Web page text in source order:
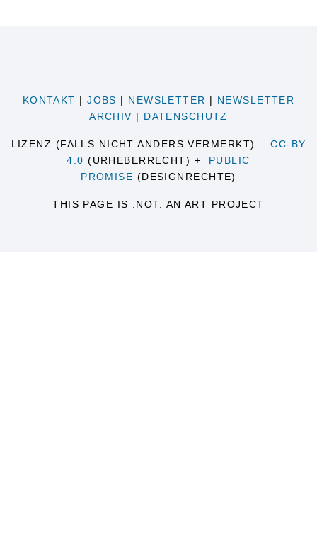
KONTAKT |JOBS | NEWSLETTER | NEWSLETTER
ARCHIV | DATENSCHUTZ
LIZENZ (FALLS NICHT ANDERS VERMERKT):
CC-BY
4.0 (URHEBERRECHT) +
PUBLIC
PROMISE (DESIGNRECHTE)
THIS PAGE IS .NOT. AN ART PROJECT